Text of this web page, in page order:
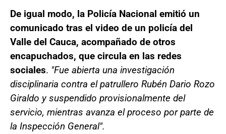
De igual modo, la Policía Nacional emitió un
comunicado tras el video de un policía del
Valle del Cauca, acompañado de otros
encapuchados, que circula en las redes
sociales. "Fue abierta una investigación
disciplinaria contra el patrullero Rubén Dario Rozo
Giraldo y suspendido provisionalmente del
servicio, mientras avanza el proceso por parte de
la Inspección General".